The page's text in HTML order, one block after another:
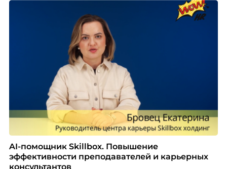
AI-помощник Skillbox. Повышение
эффективности преподавателей и карьерных
консультантов